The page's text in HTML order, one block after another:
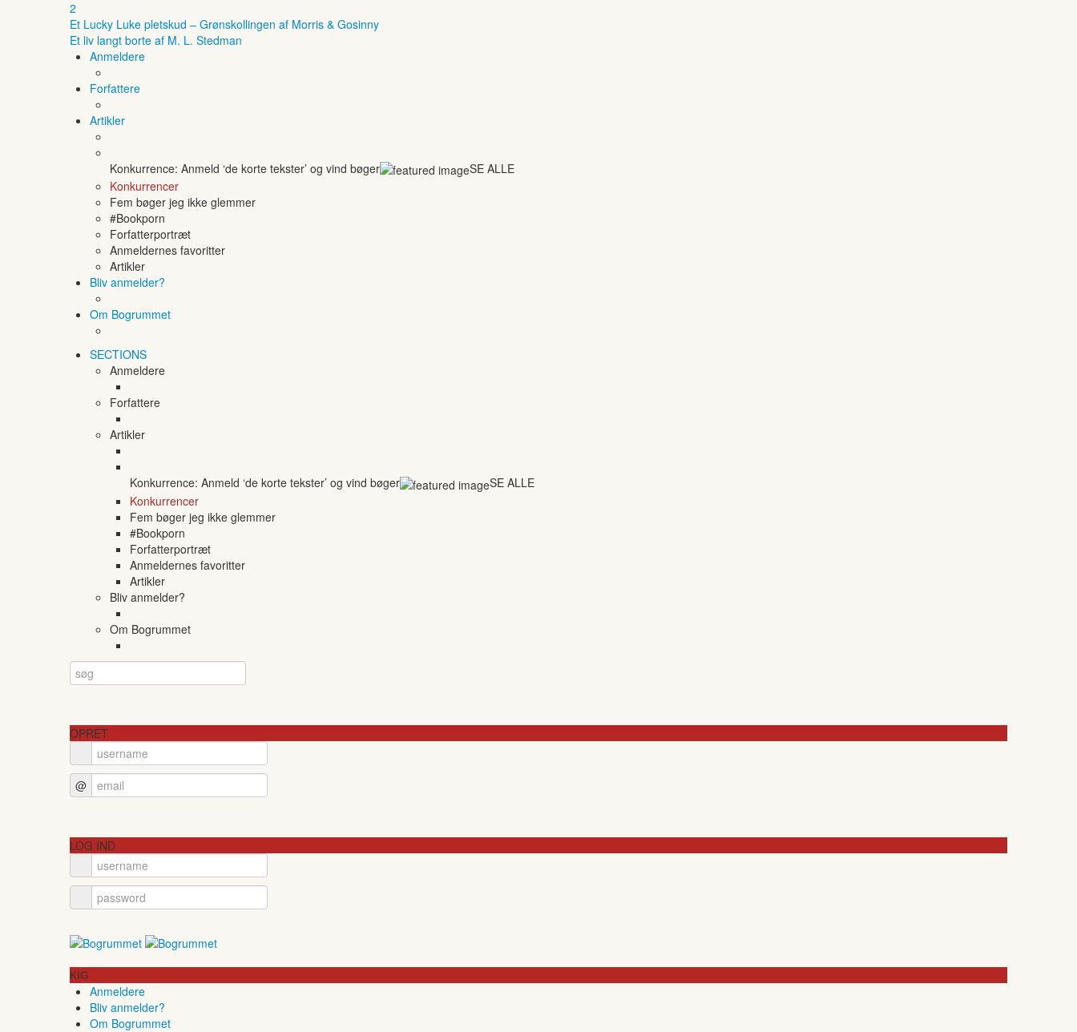
2
Et Lucky Luke pletskud – Grønskollingen af Morris & Gosinny
Et liv langt borte af M. L. Stedman
Anmeldere
Forfattere
Artikler
Konkurrence: Anmeld ‘de korte tekster’ og vind bøger
SE ALLE
Konkurrencer
Fem bøger jeg ikke glemmer
#Bookporn
Forfatterportræt
Anmeldernes favoritter
Artikler
Bliv anmelder?
Om Bogrummet
SECTIONS
Anmeldere
Forfattere
Artikler
Konkurrence: Anmeld ‘de korte tekster’ og vind bøger
SE ALLE
Konkurrencer
Fem bøger jeg ikke glemmer
#Bookporn
Forfatterportræt
Anmeldernes favoritter
Artikler
Bliv anmelder?
Om Bogrummet
OPRET
@
LOG IND
KIG
Anmeldere
Bliv anmelder?
Om Bogrummet